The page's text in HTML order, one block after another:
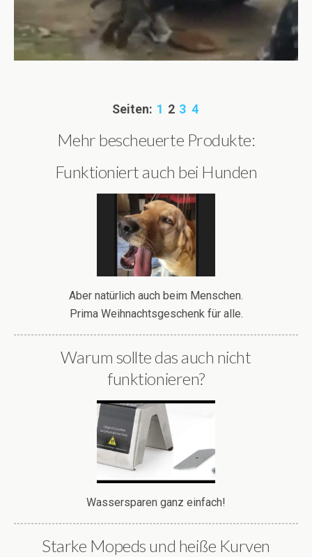
Seiten: 1 2 3 4
Mehr bescheuerte Produkte:
Funktioniert auch bei Hunden
Aber natürlich auch beim Menschen.
Prima Weihnachtsgeschenk für alle.
Warum sollte das auch nicht
funktionieren?
Wassersparen ganz einfach!
Starke Mopeds und heiße Kurven